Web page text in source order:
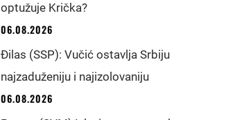
optužuje Krička?
06.08.2026
Đilas (SSP): Vučić ostavlja Srbiju
najzaduženiju i najizolovaniju
06.08.2026